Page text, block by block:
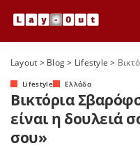
Layout > Blog> Lifestyle >
Lifestyle Ελλάδα
Βικτόρια
είναι η δουλειά
σου»